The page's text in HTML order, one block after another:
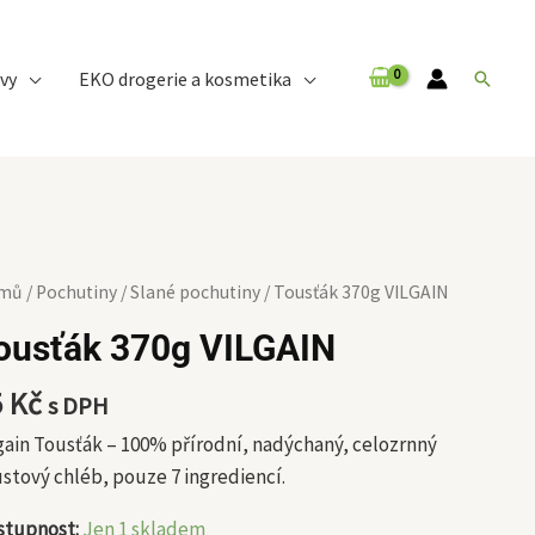
EKO drogerie a kosmetika Hledat
/ Pochutiny/Slané pochutiny/ Tousťák 370g VILGAIN
370g VILGAIN
Kčs DPH
Tousťák ⁠–⁠ 100% přírodní, nadýchaný, celozrnný
chléb, pouze 7 ingrediencí.
Jen 1 skladem